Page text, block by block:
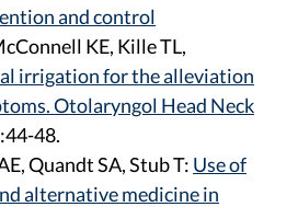
and control
KE, Kille TL,
irrigation for the alleviation
Otolaryngol Head Neck
48.
Quandt SA, Stub T: Use of
alternative medicine in